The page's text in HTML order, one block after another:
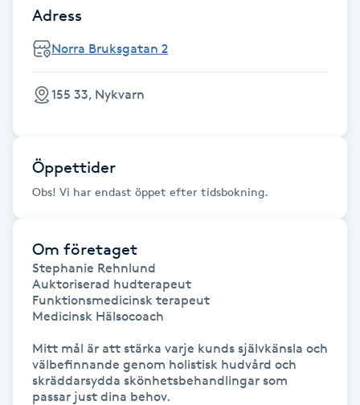
Fransrengöring
Frekvensterapi
Friskvård
Friskvårdsmassage
Frisör
Färgning
Föning
Gel naglar
Adress
Norra Bruksgatan 2
155 33, Nykvarn
Öppettider
Obs! Vi har endast öppet efter tidsbokning.
Om företaget
Stephanie Rehnlund
Auktoriserad hudterapeut
Funktionsmedicinsk terapeut
Medicinsk Hälsocoach
Mitt mål är att stärka varje kunds självkänsla och
välbefinnande genom holistisk hudvård och
skräddarsydda skönhetsbehandlingar som
passar just dina behov.